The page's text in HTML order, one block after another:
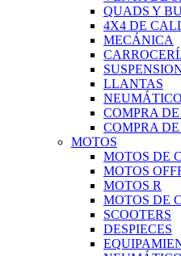
QUADS Y
4X4 DE
MECÁNICA
LLANTAS
COMPRA
COMPRA
MOTOS
MOTOS DE
MOTOS
MOTOS R
MOTOS DE
SCOOTERS
DESPIECES